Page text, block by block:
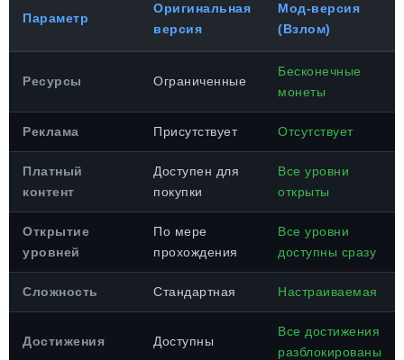
Параметр
Оригинальная
версия
Мод-версия
(Взлом)
Ресурсы Ограниченные
Бесконечные
монеты
Реклама Присутствует Отсутствует
Платный
контент
Доступен для
покупки
Все уровни
открыты
Открытие
уровней
По мере
прохождения
Все уровни
доступны сразу
Сложность Стандартная Настраиваемая
Достижения Доступны
Все достижения
разблокированы